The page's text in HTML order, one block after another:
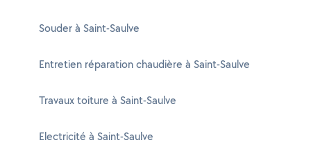
Souder à Saint-Saulve
Entretien réparation chaudière à Saint-Saulve
Travaux toiture à Saint-Saulve
Electricité à Saint-Saulve